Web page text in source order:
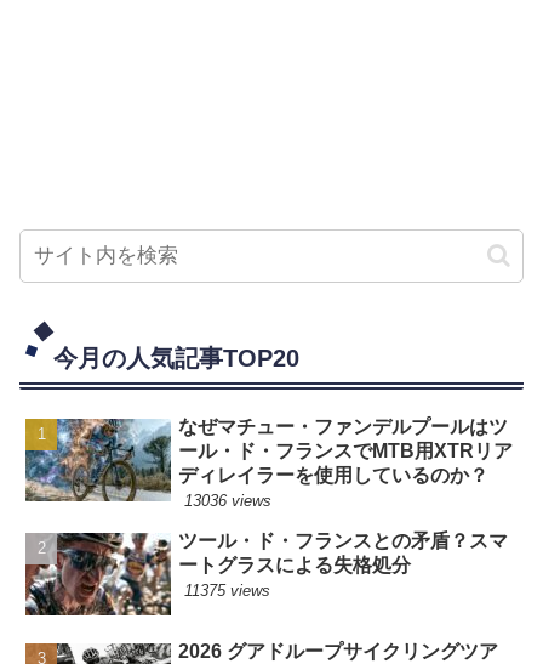
今月の人気記事TOP20
なぜマチュー・ファンデルプールはツ
ール・ド・フランスでMTB用XTRリア
ディレイラーを使用しているのか？
13036 views
ツール・ド・フランスとの矛盾？スマ
ートグラスによる失格処分
11375 views
2026 グアドループサイクリングツア